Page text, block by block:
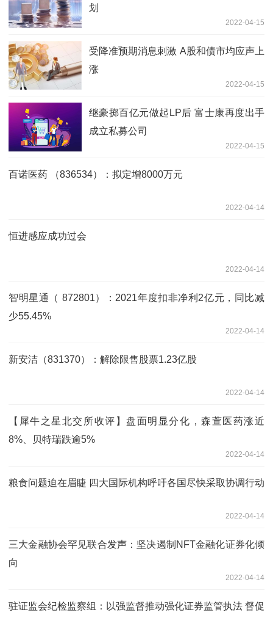
划
2022-04-15
受降准预期消息刺激 A股和债市均应声上
涨
2022-04-15
继豪掷百亿元做起LP后 富士康再度出手
成立私募公司
2022-04-15
百诺医药 （836534）：拟定增8000万元
2022-04-14
恒进感应成功过会
2022-04-14
智明星通（ 872801）：2021年度扣非净利2亿元，同比减
少55.45%
2022-04-14
新安洁（831370）：解除限售股票1.23亿股
2022-04-14
【犀牛之星北交所收评】盘面明显分化，森萱医药涨近
8%、贝特瑞跌逾5%
2022-04-14
粮食问题迫在眉睫 四大国际机构呼吁各国尽快采取协调行动
2022-04-14
三大金融协会罕见联合发声：坚决遏制NFT金融化证券化倾
向
2022-04-14
驻证监会纪检监察组：以强监督推动强化证券监管执法 督促